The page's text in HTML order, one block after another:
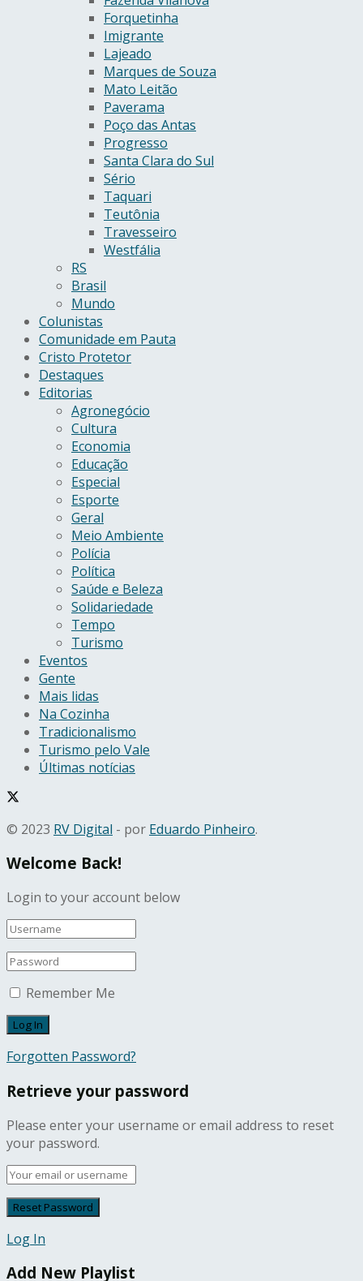
Forquetinha
Imigrante
Lajeado
Marques de Souza
Mato Leitão
Paverama
Poço das Antas
Progresso
Santa Clara do Sul
Sério
Taquari
Teutônia
Travesseiro
Westfália
RS
Brasil
Mundo
Colunistas
Comunidade em Pauta
Cristo Protetor
Destaques
Editorias
Agronegócio
Cultura
Economia
Educação
Especial
Esporte
Geral
Meio Ambiente
Polícia
Política
Saúde e Beleza
Solidariedade
Tempo
Turismo
Eventos
Gente
Mais lidas
Na Cozinha
Tradicionalismo
Turismo pelo Vale
Últimas notícias
© 2023 RV Digital - por Eduardo Pinheiro.
Welcome Back!
Login to your account below
Remember Me
Forgotten Password?
Retrieve your password
Please enter your username or email address to reset
your password.
Log In
Add New Playlist